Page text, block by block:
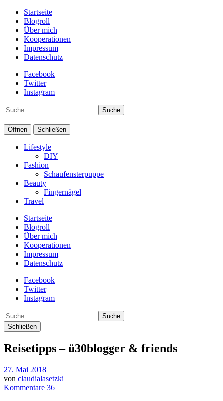
Startseite
Blogroll
Über mich
Kooperationen
Impressum
Datenschutz
Facebook
Twitter
Instagram
Suche
Öffnen Schließen
Lifestyle
DIY
Fashion
Schaufensterpuppe
Beauty
Fingernägel
Travel
Startseite
Blogroll
Über mich
Kooperationen
Impressum
Datenschutz
Facebook
Twitter
Instagram
Suche
Schließen
Reisetipps – ü30blogger & friends
27. Mai 2018
von claudialasetzki
Kommentare 36